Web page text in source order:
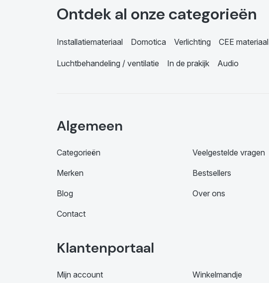
Ontdek al onze categorieën
Installatiemateriaal Domotica Verlichting CEE materiaal
Luchtbehandeling / ventilatie In de prakijk Audio
Algemeen
Categorieën Veelgestelde vragen
Merken Bestsellers
Blog Over ons
Contact
Klantenportaal
Mijn account Winkelmandje